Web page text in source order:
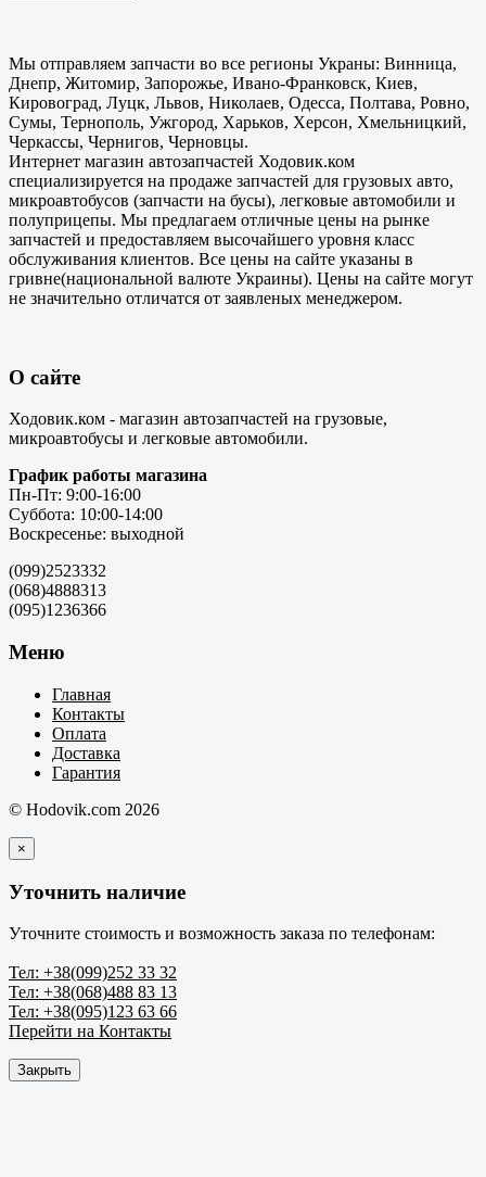
Мы отправляем запчасти во все регионы Украны: Винница,
Днепр, Житомир, Запорожье, Ивано-Франковск, Киев,
Кировоград, Луцк, Львов, Николаев, Одесса, Полтава, Ровно,
Сумы, Тернополь, Ужгород, Харьков, Херсон, Хмельницкий,
Черкассы, Чернигов, Черновцы.
Интернет магазин автозапчастей Ходовик.ком
специализируется на продаже запчастей для грузовых авто,
микроавтобусов (запчасти на бусы), легковые автомобили и
полуприцепы. Мы предлагаем отличные цены на рынке
запчастей и предоставляем высочайшего уровня класс
обслуживания клиентов. Все цены на сайте указаны в
гривне(национальной валюте Украины). Цены на сайте могут
не значительно отличатся от заявленых менеджером.
О сайте
Ходовик.ком - магазин автозапчастей на грузовые,
микроавтобусы и легковые автомобили.
График работы магазина
Пн-Пт: 9:00-16:00
Суббота: 10:00-14:00
Воскресенье: выходной
(099)2523332
(068)4888313
(095)1236366
Меню
Главная
Контакты
Оплата
Доставка
Гарантия
© Hodovik.com 2026
×
Уточнить наличие
Уточните стоимость и возможность заказа по телефонам:
Тел: +38(099)252 33 32
Тел: +38(068)488 83 13
Тел: +38(095)123 63 66
Перейти на Контакты
Закрыть